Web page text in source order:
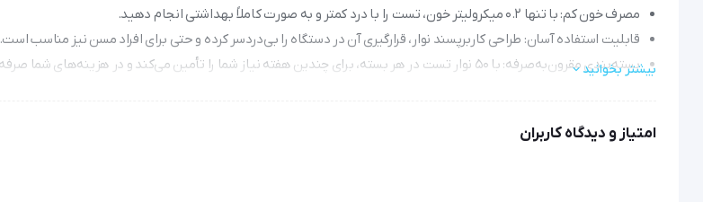
مصرف خون کم: با تنها ۰.۲ میکرولیتر خون، تست را با درد کمتر و به صورت کاملاً بهداشتی انجام دهید.
قابلیت استفاده آسان: طراحی کاربرپسند نوار، قرارگیری آن در دستگاه را بی‌دردسر کرده و حتی برای افراد مسن نیز مناسب است.
بسته‌بندی مقرون‌به‌صرفه: با ۵۰ نوار تست در هر بسته، برای چندین هفته نیاز شما را تأمین می‌کند و در هزینه‌های شما صرفه‌جویی می‌شود.
بیشتر بخوانید
امتیاز و دیدگاه کاربران